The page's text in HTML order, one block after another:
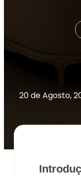
20 de Agosto,